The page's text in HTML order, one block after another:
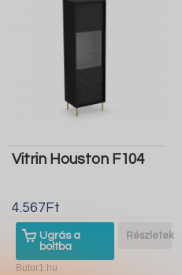
Vitrin Houston F104
4.567Ft
Ugrás a
boltba
Részletek
Butor1.hu